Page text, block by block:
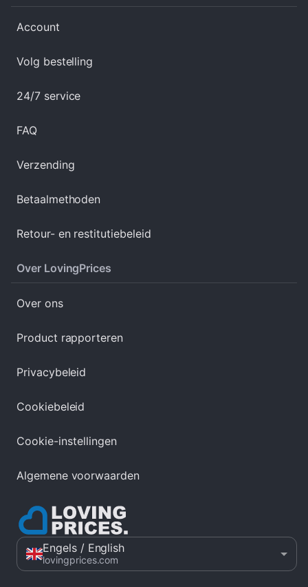
Account
Volg bestelling
24/7 service
FAQ
Verzending
Betaalmethoden
Retour- en restitutiebeleid
Over LovingPrices
Over ons
Product rapporteren
Privacybeleid
Cookiebeleid
Cookie-instellingen
Algemene voorwaarden
Engels/ English
lovingprices.com